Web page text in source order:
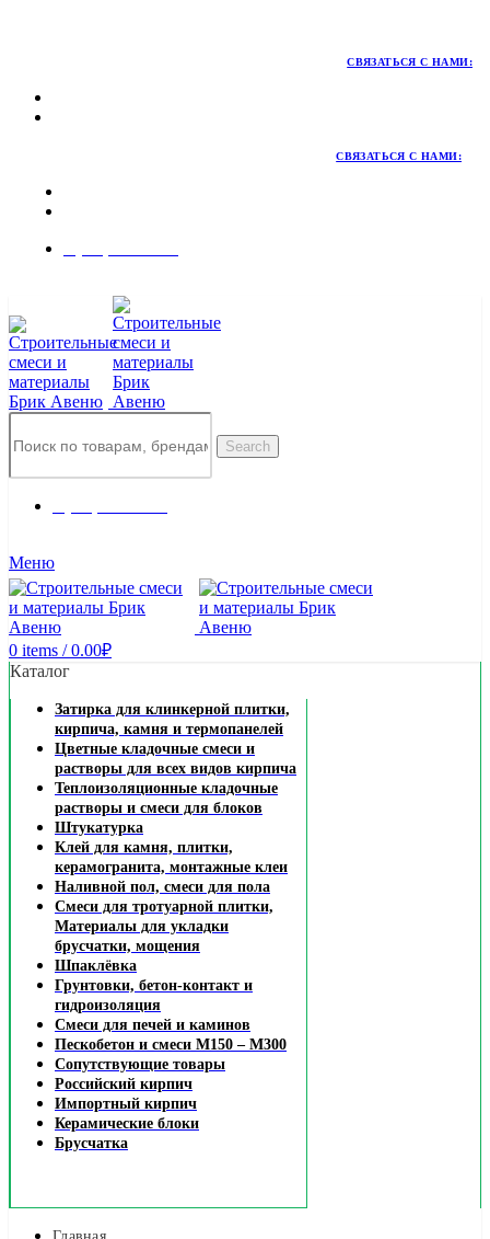
СВЯЗАТЬСЯ С НАМИ:
СВЯЗАТЬСЯ С НАМИ:
Search
Меню
0 items / 0.00₽
Каталог
Затирка для клинкерной плитки,
кирпича, камня и термопанелей
Цветные кладочные смеси и
растворы для всех видов кирпича
Теплоизоляционные кладочные
растворы и смеси для блоков
Штукатурка
Клей для камня, плитки,
керамогранита, монтажные клеи
Наливной пол, смеси для пола
Смеси для тротуарной плитки,
Материалы для укладки
брусчатки, мощения
Шпаклёвка
Грунтовки, бетон-контакт и
гидроизоляция
Смеси для печей и каминов
Пескобетон и смеси М150 – М300
Сопутствующие товары
Российский кирпич
Импортный кирпич
Керамические блоки
Брусчатка